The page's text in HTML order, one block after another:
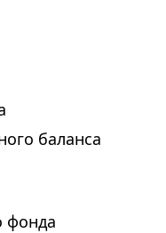
баланса
фонда